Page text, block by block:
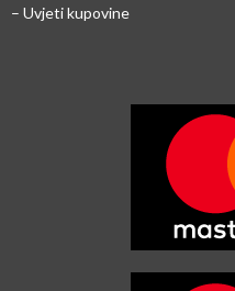
– Uvjeti kupovine